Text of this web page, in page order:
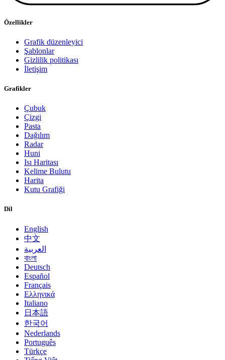
Özellikler
Grafik düzenleyici
Şablonlar
Gizlilik politikası
İletişim
Grafikler
Çubuk
Çizgi
Pasta
Dağılım
Radar
Huni
Isı Haritası
Kelime Bulutu
Harita
Kutu Grafiği
Dil
English
中文
العربية
বাংলা
Deutsch
Español
Français
Ελληνικά
Italiano
日本語
한국어
Nederlands
Português
Türkçe